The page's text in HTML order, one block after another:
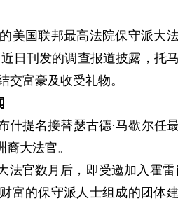
国联邦最高法院保守派大
日刊发的调查报道披露，托
交富豪及收受礼物。
提名接替瑟古德·马歇尔任
大法官。
官数月后，即受邀加入霍雷
富的保守派人士组成的团体